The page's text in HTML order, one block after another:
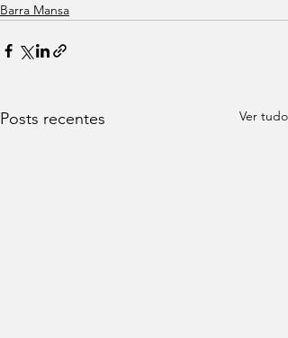
Barra Mansa
Posts recentes Ver tudo